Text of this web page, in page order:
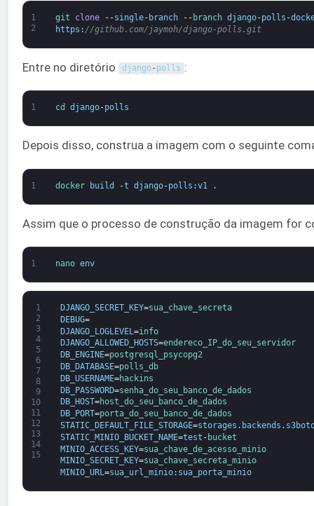
1
2
git clone --single- branch -- branch django-polls -
https : //github.com/jaymoh/django-polls.git
Entre no diretório django- polls :
1 cd django-polls
Depois disso, construa a imagem com o seguinte
1 docker build -t django-polls :v1 .
Assim que o processo de construção da imagem for
1 nano env
1
2
3
4
5
6
7
8
9
10
11
12
13
14
15
DJANGO_SECRET_KEY=sua_chave_secreta
DEBUG=
DJANGO_LOGLEVEL =info
DJANGO_ALLOWED_HOSTS=endereco_IP_do_seu_servidor
DB_ENGINE=postgresql_psycopg2
DB_DATABASE=polls_db
DB_USERNAME=hackins
DB_PASSWORD=senha_do_seu_banco_de_dados
DB_HOST=host_do_seu_banco_de_dados
DB_PORT=porta_do_seu_banco_de_dados
STATIC_DEFAULT_FILE_STORAGE=storages . backends .
STATIC_MINIO_BUCKET_NAME=test - bucket
MINIO_ACCESS_KEY=sua_chave_de_acesso_minio
MINIO_SECRET_KEY=sua_chave_secreta_minio
MINIO_URL=sua_url_minio: sua_porta_minio